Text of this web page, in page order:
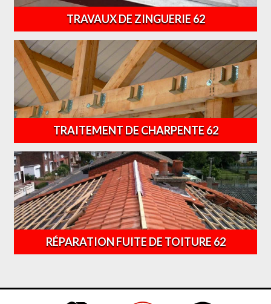
TRAVAUX DE ZINGUERIE 62
TRAITEMENT DE CHARPENTE 62
RÉPARATION FUITE DE TOITURE 62